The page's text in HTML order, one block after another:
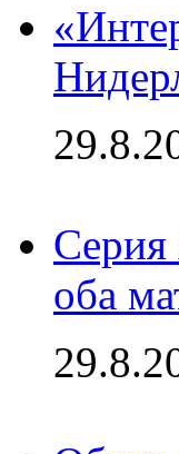
Серия
оба